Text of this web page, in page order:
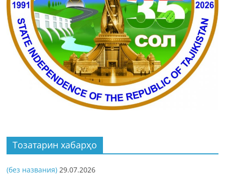
Тозатарин хабарҳо
(без названия) 29.07.2026